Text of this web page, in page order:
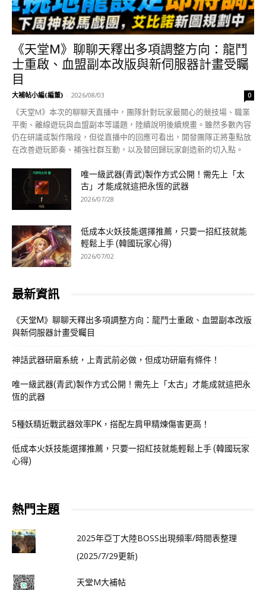
《天堂M》聊聊天釋出多項調整方向：龍鬥
士重啟、血盟副本改版與新伺服器計畫受矚
目
大補帖小編(編董) - 2026/08/03 0
《天堂M》本次的聊聊天直播中，團隊針對玩家最關心的競技場、職業
平衡、離線遊玩與血盟副本等議題，陸續說明後續規畫。雖然多數內容
仍在研議或製作階段，但從直播中的回應可看出，開發團隊正將重點放
在改善遊玩節奏、補強社群互動，以及替回歸玩家創造新的切入點。
唯一級武器(青武)製作方式公開！需先上「太
古」才能成就這把永恆的武器
2026/07/28
低成本火妖技能選擇推薦，只要一招紅技就能
輕鬆上手 (韓國玩家心得)
2026/07/02
最新資訊
《天堂M》聊聊天釋出多項調整方向：龍鬥士重啟、血盟副本改版
與新伺服器計畫受矚目
神話武器研磨系統，上青武前必做，但成功研磨有條件！
唯一級武器(青武)製作方式公開！需先上「太古」才能成就這把永
恆的武器
5種妖精近戰武器效率PK，搭配左肩甲精煉傷害更高！
低成本火妖技能選擇推薦，只要一招紅技就能輕鬆上手 (韓國玩家
心得)
熱門主題
2025年亞丁大陸BOSS出現頻率/時間表整理
(2025/7/29更新)
天堂M大補帖